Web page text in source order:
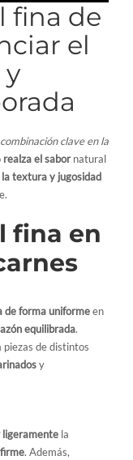
fina de
el
y
clave en la
realza el sabornatural
textura y jugosidad
fina en
de forma uniformeen
equilibrada.
piezas de distintos
y
la
. Además,